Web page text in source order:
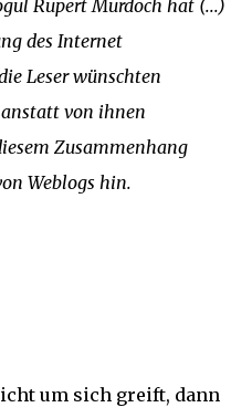
Rupert Murdoch hat (...)
des Internet
Leser wünschten
von ihnen
Zusammenhang
Weblogs hin.
um sich greift, dann